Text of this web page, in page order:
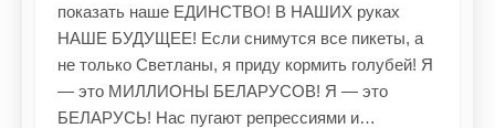
показать наше ЕДИНСТВО! В НАШИХ руках
НАШЕ БУДУЩЕЕ! Если снимутся все пикеты, а
не только Светланы, я приду кормить голубей! Я
— это МИЛЛИОНЫ БЕЛАРУСОВ! Я — это
БЕЛАРУСЬ! Нас пугают репрессиями и…